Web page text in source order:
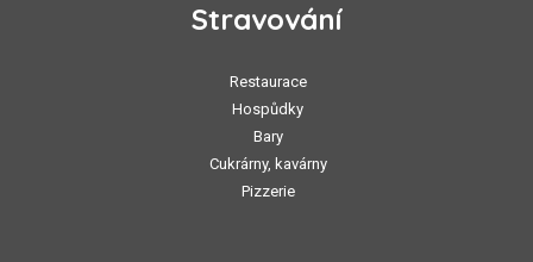
Stravování
Restaurace
Hospůdky
Bary
Cukrárny, kavárny
Pizzerie